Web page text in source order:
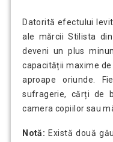
Datorită efectului
ale mărcii Stilista
deveni un plus
capacității maxime
aproape oriunde.
sufragerie, cărți de
camera copiilor sau
Notă: Există două